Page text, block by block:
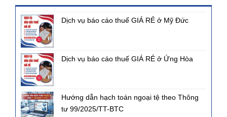
Dịch vụ báo cáo thuế GIÁ RẺ ở Mỹ Đức
Dịch vụ báo cáo thuế GIÁ RẺ ở Ứng Hòa
Hướng dẫn hạch toán ngoại tệ theo Thông
tư 99/2025/TT-BTC